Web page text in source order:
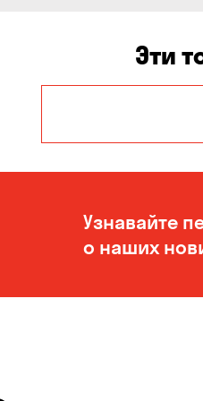
Эти
Белогородка
Вольное
Узнавайте
о наших